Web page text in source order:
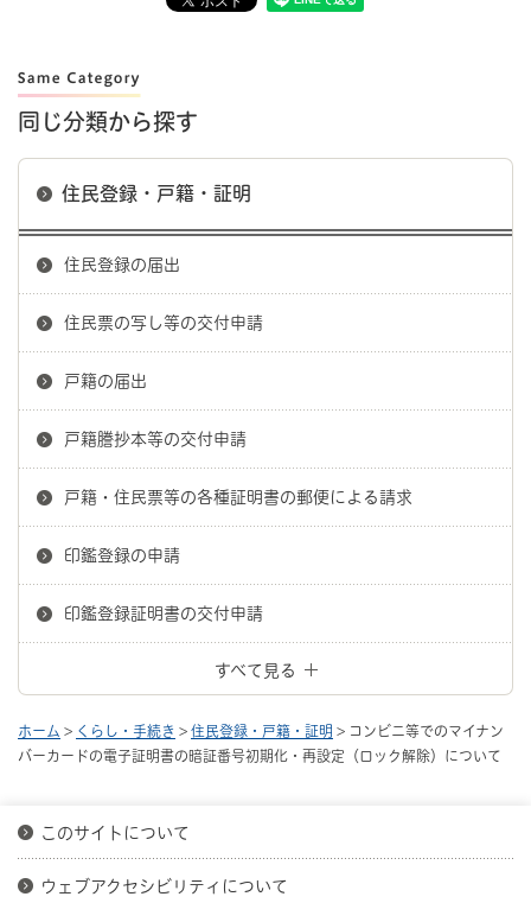
同じ分類から探す
住民登録・戸籍・証明
住民登録の届出
住民票の写し等の交付申請
戸籍の届出
戸籍謄抄本等の交付申請
戸籍・住民票等の各種証明書の郵便による請求
印鑑登録の申請
印鑑登録証明書の交付申請
すべて見る
ホーム > くらし・手続き > 住民登録・戸籍・証明 > コンビニ等でのマイナン
バーカードの電子証明書の暗証番号初期化・再設定（ロック解除）について
このサイトについて
ウェブアクセシビリティについて